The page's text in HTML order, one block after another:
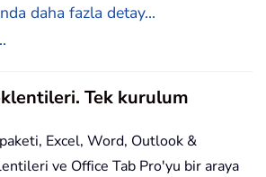
daha fazla detay...
Tek kurulum
paketi, Excel, Word, Outlook &
ve Office Tab Pro'yu bir araya